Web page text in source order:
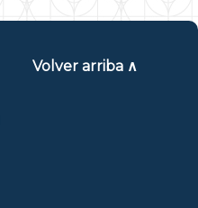
Volver arriba ∧